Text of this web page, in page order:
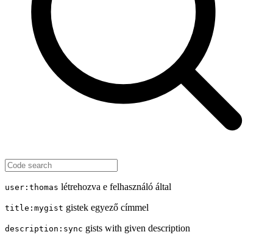
user:thomas létrehozva e felhasználó által
title:mygist gistek egyező címmel
description:sync gists with given description